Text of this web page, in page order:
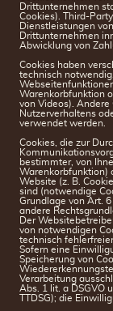
Drittunternehmen
Cookies). Third-
Dienstleistungen von
Drittunternehmen
Abwicklung von
Cookies haben
technisch
Warenkorbfunktion
von Videos).
Nutzerverhaltens
verwendet werden.
Cookies, die zur
bestimmter, von
Warenkorbfunktion)
Website (z. B.
sind (notwendige
Grundlage von Art.
andere
Der
von notwendigen
technisch
Sofern eine
Speicherung von
Verarbeitung
Abs. 1 lit. a DSGVO
TTDSG); die